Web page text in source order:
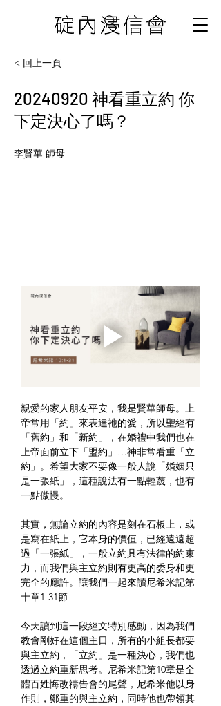
< 回上一頁
20240920 神看重立約 你
下定決心了嗎？
李賢華 師母
親愛的家人朋友平安，我是賢華師母。上
帝常用「約」來表達祂的愛，所以聖經有
「舊約」和「新約」，在婚禮中我們也在
上帝面前立下「盟約」…神非常看重「立
約」。希望大家不要像一般人說「婚姻只
是一張紙」，這種說法有一點輕蔑，也有
一點傲慢。
其實，無論立約的內容是刻在石板上，或
是寫在紙上，它本身的價值，已經遠遠超
過「一張紙」，一般立約具有法律的約束
力，而我們與主立約則有更高的委身和更
完全的應許。讓我們一起來讀尼希米記第
十章1-31節
今天讀到這一段經文特別感動，因為我們
教會剛好在這個主日，所有的小組長都要
與主立約，「立約」是一種決心，我們也
透過立約重新思考。尼希米記第10章是全
體百姓悔改禱告會的尾聲，尼希米他以身
作則，鄭重的與主立約，同時他也帶領其